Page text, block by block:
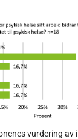
vurdering av